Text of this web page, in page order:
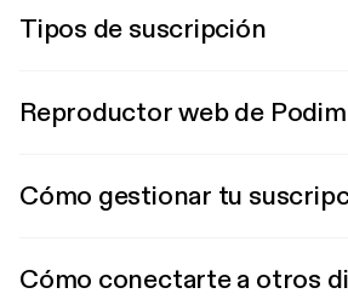
Tipos de suscripción
Reproductor web de
Cómo gestionar tu
Cómo conectarte a otros